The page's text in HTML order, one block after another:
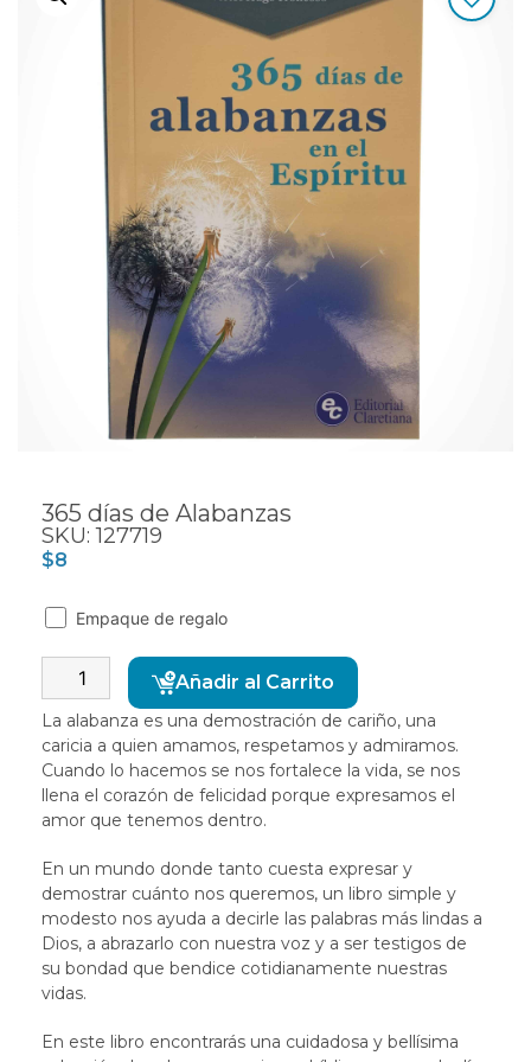
365 días de Alabanzas
SKU: 127719
$8
Empaque de regalo
Añadir al Carrito
La alabanza es una demostración de cariño, una
caricia a quien amamos, respetamos y admiramos.
Cuando lo hacemos se nos fortalece la vida, se nos
llena el corazón de felicidad porque expresamos el
amor que tenemos dentro.
En un mundo donde tanto cuesta expresar y
demostrar cuánto nos queremos, un libro simple y
modesto nos ayuda a decirle las palabras más lindas a
Dios, a abrazarlo con nuestra voz y a ser testigos de
su bondad que bendice cotidianamente nuestras
vidas.
En este libro encontrarás una cuidadosa y bellísima